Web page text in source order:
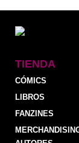
TIENDA
CÓMICS
LIBROS
FANZINES